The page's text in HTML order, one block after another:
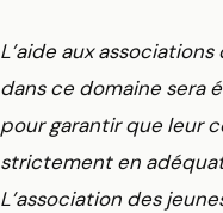
L’aide aux
dans ce domaine sera
pour garantir que leur
strictement en
L’association des